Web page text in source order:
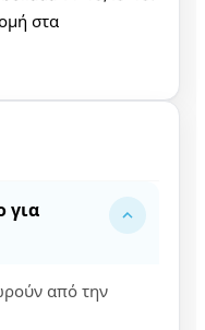
στα
για
από την